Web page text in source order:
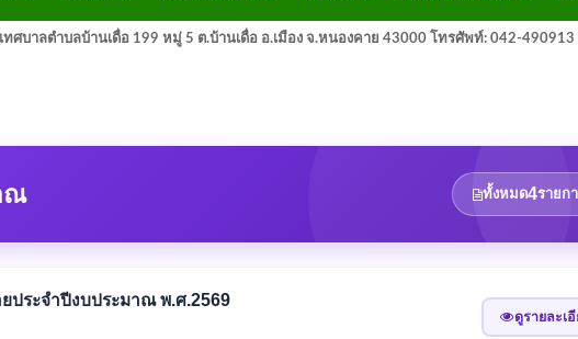
เทศบาลตำบลบ้านเดื่อ 199 หมู่ 5 ต.บ้านเดื่อ อ.เมือง จ.หนองคาย 43000 โทรศัพท์: 042-490913
ณ ทั้งหมด4รายก
ประจำปีงบประมาณ พ.ศ.2569
ดูรายละเ